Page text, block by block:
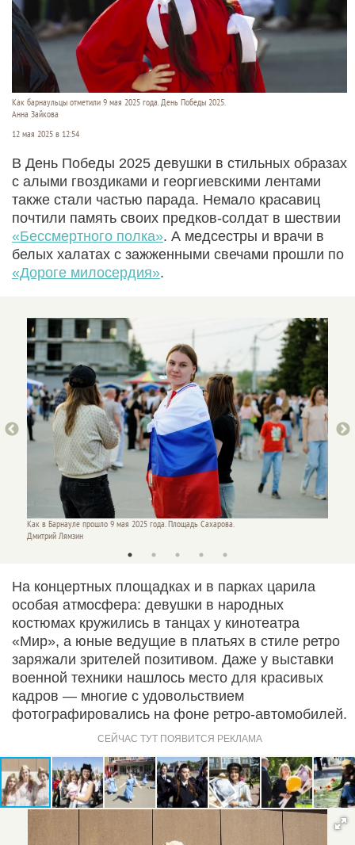
Как барнаульцы отметили 9 мая 2025 года. День Победы 2025.
Анна Зайкова
12 мая 2025 в 12:54
В День Победы 2025 девушки в стильных образах
с алыми гвоздиками и георгиевскими лентами
также стали частью парада. Немало красавиц
почтили память своих предков-солдат в шествии
«Бессмертного полка». А медсестры и врачи в
белых халатах с зажженными свечами прошли по
«Дороге милосердия».
Как в Барнауле прошло 9 мая 2025 года. Площадь Сахарова.
Дмитрий Лямзин
На концертных площадках и в парках царила
особая атмосфера: девушки в народных
костюмах кружились в танцах у кинотеатра
«Мир», а юные ведущие в платьях в стиле ретро
заряжали зрителей позитивом. Даже у выставки
военной техники нашлось место для красивых
кадров — многие с удовольствием
фотографировались на фоне ретро-автомобилей.